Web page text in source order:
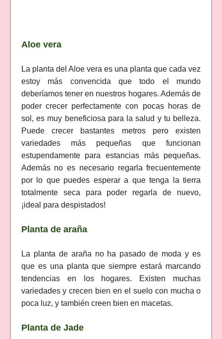
Aloe vera
La planta del Aloe vera es una planta que cada vez
estoy más convencida que todo el mundo
deberíamos tener en nuestros hogares. Además de
poder crecer perfectamente con pocas horas de
sol, es muy beneficiosa para la salud y tu belleza.
Puede crecer bastantes metros pero existen
variedades más pequeñas que funcionan
estupendamente para estancias más pequeñas.
Además no es necesario regarla frecuentemente
por lo que puedes esperar a que tenga la tierra
totalmente seca para poder regarla de nuevo,
¡ideal para despistados!
Planta de araña
La planta de araña no ha pasado de moda y es
que es una planta que siempre estará marcando
tendencias en los hogares. Existen muchas
variedades y crecen bien en el suelo con mucha o
poca luz, y también creen bien en macetas.
Planta de Jade